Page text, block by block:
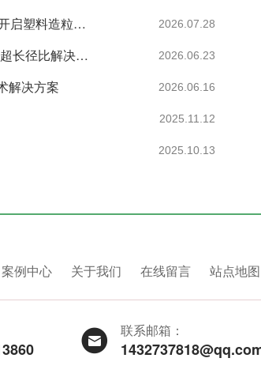
27年预见：政策强制与需求重构下，一台高性价比同向双螺杆挤出机如何开启塑料造粒的循环新纪元 2026.07.28
南京科隆威尔35型双螺杆挤出机：60:1.帮助全降解材料高价值造粒的专业超长径比解决方案。 2026.06.23
解决方案 2026.06.16
2025.11.12
2025.10.13
案例中心 关于我们 在线留言 站点地图
联系邮箱：